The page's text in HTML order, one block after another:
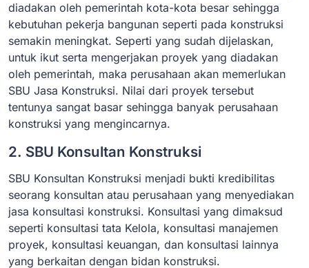
diadakan oleh pemerintah kota-kota besar sehingga
kebutuhan pekerja bangunan seperti pada konstruksi
semakin meningkat. Seperti yang sudah dijelaskan,
untuk ikut serta mengerjakan proyek yang diadakan
oleh pemerintah, maka perusahaan akan memerlukan
SBU Jasa Konstruksi. Nilai dari proyek tersebut
tentunya sangat basar sehingga banyak perusahaan
konstruksi yang mengincarnya.
2. SBU Konsultan Konstruksi
SBU Konsultan Konstruksi menjadi bukti kredibilitas
seorang konsultan atau perusahaan yang menyediakan
jasa konsultasi konstruksi. Konsultasi yang dimaksud
seperti konsultasi tata Kelola, konsultasi manajemen
proyek, konsultasi keuangan, dan konsultasi lainnya
yang berkaitan dengan bidan konstruksi.